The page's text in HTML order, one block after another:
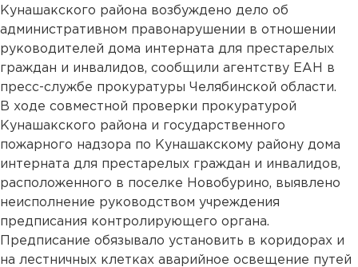
Кунашакского района возбуждено дело об
административном правонарушении в отношении
руководителей дома интерната для престарелых
граждан и инвалидов, сообщили агентству ЕАН в
пресс-службе прокуратуры Челябинской области.
В ходе совместной проверки прокуратурой
Кунашакского района и государственного
пожарного надзора по Кунашакскому району дома
интерната для престарелых граждан и инвалидов,
расположенного в поселке Новобурино, выявлено
неисполнение руководством учреждения
предписания контролирующего органа.
Предписание обязывало установить в коридорах и
на лестничных клетках аварийное освещение путей